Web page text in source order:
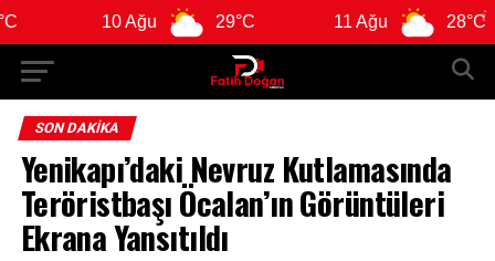
10 Ağu 29°C 11 Ağu 28°C
SON DAKIKA
Yenikapı’daki Nevruz Kutlamasında
Teröristbaşı Öcalan’ın Görüntüleri
Ekrana Yansıtıldı